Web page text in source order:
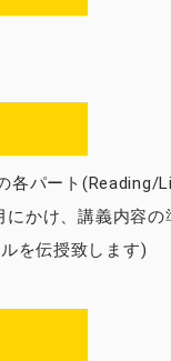
各パート
かけ、講義内容
を伝授致します)